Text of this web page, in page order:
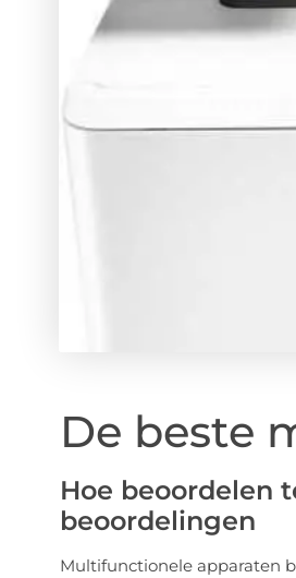
De beste
Hoe beoordelen
beoordelingen
Multifunctionele apparaten